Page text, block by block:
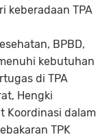
keberadaan TPA
BPBD,
kebutuhan
di TPA
Hengki
Koordinasi dalam
TPK